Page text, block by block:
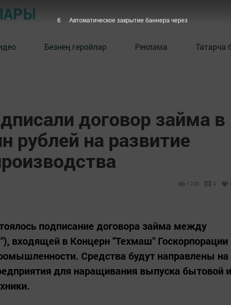
Безнең геройлар Реклама Татарча
договор займа в
рублей на развитие
1209 0
подписание договора займа между
входящей в Концерн "Техмаш" Госкорпорации
Средства будут направлены на
для наращивания выпуска бытовой и
5 Автоматическое закрытие баннера через